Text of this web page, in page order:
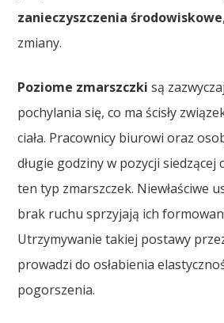
zanieczyszczenia środowiskowe
zmiany.
Poziome zmarszczki są
pochylania się, co ma ścisły
ciała. Pracownicy biurowi oraz
długie godziny w pozycji siedzącej
ten typ zmarszczek. Niewłaściwe
brak ruchu sprzyjają ich
Utrzymywanie takiej postawy
prowadzi do osłabienia
pogorszenia.